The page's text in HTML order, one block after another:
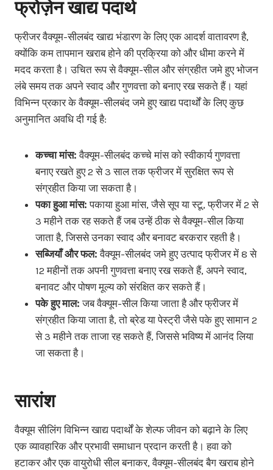
फ्रोज़ेन खाद्य पदार्थ
फ्रीजर वैक्यूम-सीलबंद खाद्य भंडारण के लिए एक आदर्श वातावरण है,
क्योंकि कम तापमान खराब होने की प्रक्रिया को और धीमा करने में
मदद करता है। उचित रूप से वैक्यूम-सील और संग्रहीत जमे हुए भोजन
लंबे समय तक अपने स्वाद और गुणवत्ता को बनाए रख सकते हैं। यहां
विभिन्न प्रकार के वैक्यूम-सीलबंद जमे हुए खाद्य पदार्थों के लिए कुछ
अनुमानित अवधि दी गई है:
कच्चा मांस: वैक्यूम-सीलबंद कच्चे मांस को स्वीकार्य गुणवत्ता
बनाए रखते हुए 2 से 3 साल तक फ्रीजर में सुरक्षित रूप से
संग्रहीत किया जा सकता है।
पका हुआ मांस: पकाया हुआ मांस, जैसे सूप या स्टू, फ्रीजर में 2 से
3 महीने तक रह सकते हैं जब उन्हें ठीक से वैक्यूम-सील किया
जाता है, जिससे उनका स्वाद और बनावट बरकरार रहती है।
सब्जियाँ और फल: वैक्यूम-सीलबंद जमे हुए उत्पाद फ्रीजर में 8 से
12 महीनों तक अपनी गुणवत्ता बनाए रख सकते हैं, अपने स्वाद,
बनावट और पोषण मूल्य को संरक्षित कर सकते हैं।
पके हुए माल: जब वैक्यूम-सील किया जाता है और फ्रीजर में
संग्रहीत किया जाता है, तो ब्रेड या पेस्ट्री जैसे पके हुए सामान 2
से 3 महीने तक ताजा रह सकते हैं, जिससे भविष्य में आनंद लिया
जा सकता है।
सारांश
वैक्यूम सीलिंग विभिन्न खाद्य पदार्थों के शेल्फ जीवन को बढ़ाने के लिए
एक व्यावहारिक और प्रभावी समाधान प्रदान करती है। हवा को
हटाकर और एक वायुरोधी सील बनाकर, वैक्यूम-सीलबंद बैग खराब होने